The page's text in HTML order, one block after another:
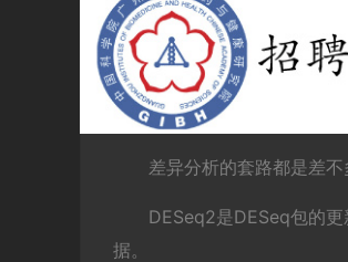
差异分析的套路都是差
DESeq2是DESeq包的
据。